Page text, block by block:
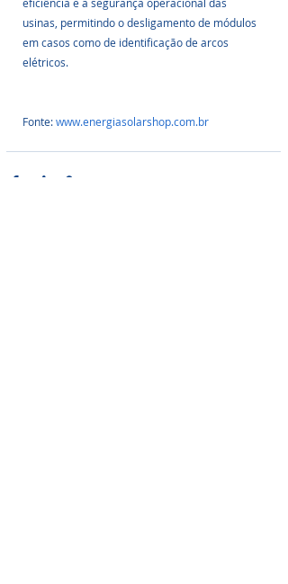
usinas, permitindo o desligamento de módulos
em casos como de identificação de arcos
elétricos.
Fonte: www.energiasolarshop.com.br